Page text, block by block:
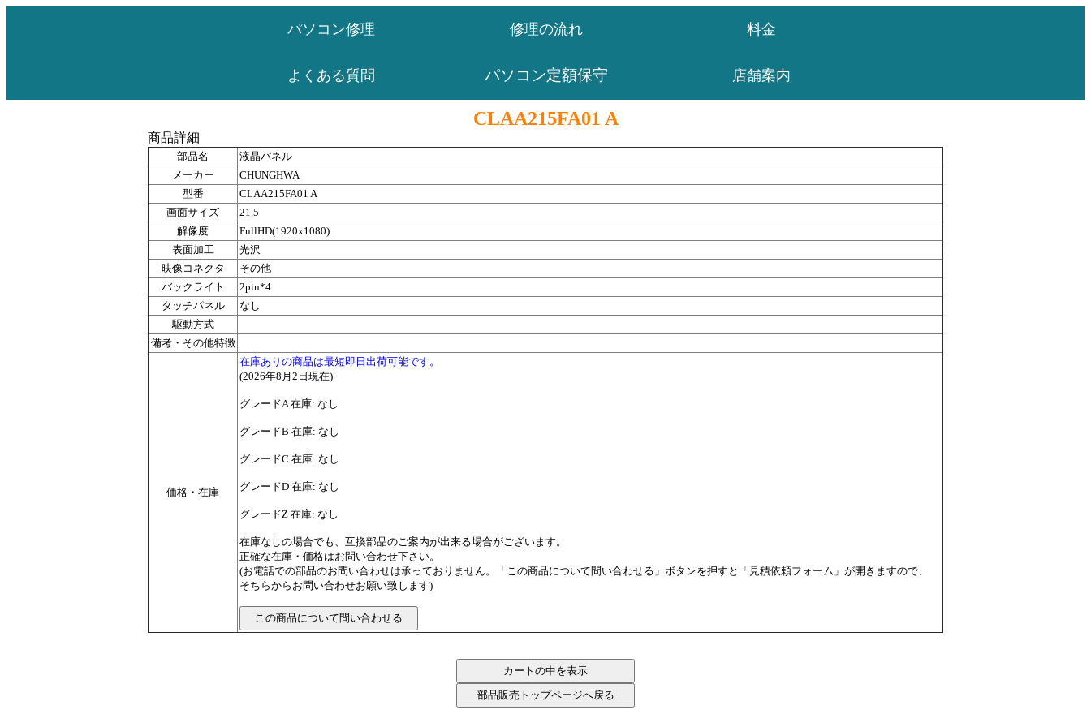
パソコン修理 修理の流れ 料金
よくある質問 パソコン定額保守 店舗案内
CLAA215FA01 A
商品詳細
部品名
液晶パネル
メーカー
CHUNGHWA
型番
CLAA215FA01 A
画面サイズ
21.5
解像度
FullHD(1920x1080)
表面加工
光沢
映像コネクタ
その他
バックライト
2pin*4
タッチパネル
なし
駆動方式
備考・その他特徴
価格・在庫
在庫ありの商品は最短即日出荷可能です。
(2026年8月2日現在)
グレードA 在庫: なし
グレードB 在庫: なし
グレードC 在庫: なし
グレードD 在庫: なし
グレードZ 在庫: なし
在庫なしの場合でも、互換部品のご案内が出来る場合がございます。
正確な在庫・価格はお問い合わせ下さい。
(お電話での部品のお問い合わせは承っておりません。「この商品について問い合わせる」ボタンを押すと「見積依頼フォーム」が開きますので、
そちらからお問い合わせお願い致します)